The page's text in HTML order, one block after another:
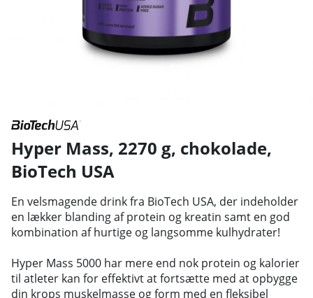
Hyper Mass, 2270 g, chokolade,
BioTech USA
En velsmagende drink fra BioTech USA, der indeholder
en lækker blanding af protein og kreatin samt en god
kombination af hurtige og langsomme kulhydrater!
Hyper Mass 5000 har mere end nok protein og kalorier
til atleter kan for effektivt at fortsætte med at opbygge
din krops muskelmasse og form med en fleksibel